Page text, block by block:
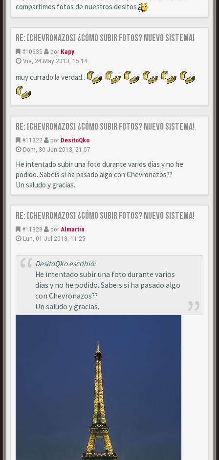
compartimos fotos de nuestros desitos
Re: [CHEVRONAZOS] ¿Cómo subir fotos? Nuevo sistema!
#10635 por Kapy
Vie, 24 May 2013, 15:14
muy currado la verdad..
Re: [CHEVRONAZOS] ¿Cómo subir fotos? Nuevo sistema!
#11322 por DesitoQko
Dom, 30 Jun 2013, 21:57
He intentado subir una foto durante varios días y no he
podido. Sabeis si ha pasado algo con Chevronazos??
Un saludo y gracias.
Re: [CHEVRONAZOS] ¿Cómo subir fotos? Nuevo sistema!
#11328 por Almartin
Lun, 01 Jul 2013, 11:25
DesitoQko escribió:
He intentado subir una foto durante varios
días y no he podido. Sabeis si ha pasado algo
con Chevronazos??
Un saludo y gracias.